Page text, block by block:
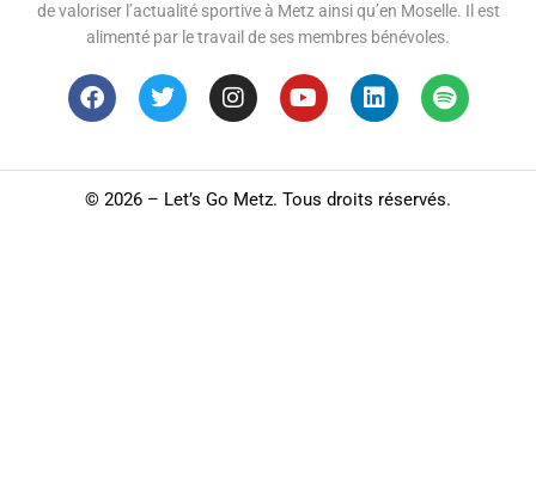
de valoriser l’actualité sportive à Metz ainsi qu’en Moselle. Il est
alimenté par le travail de ses membres bénévoles.
© 2026 – Let’s Go Metz. Tous droits réservés.